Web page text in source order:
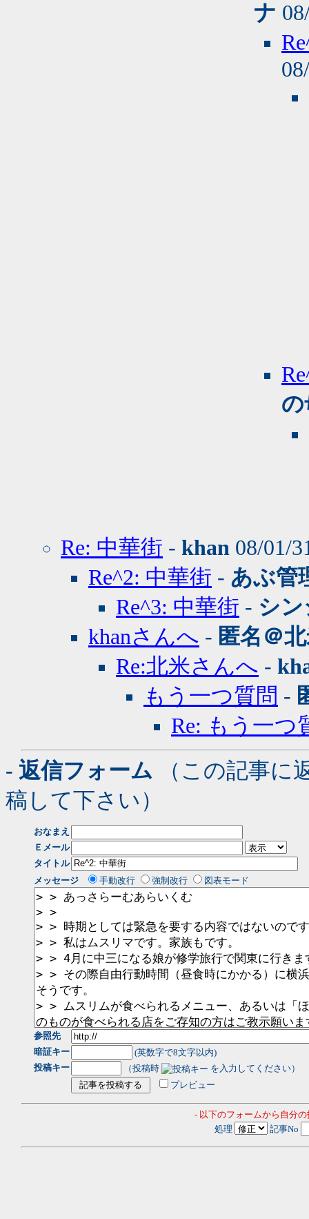
ナ
の
Re: 中華街 - khan 08/01/
Re^2: 中華街 - あぶ管
Re^3: 中華街 - シ
khanさんへ - 匿名＠
Re:北米さんへ -
もう一つ質問 -
Re: もう一つ
- 返信フォーム （この記事に
稿して下さい）
おなまえ
Ｅメール
タイトル
メッセージ
手動改行 強制改行 図表モード
参照先
暗証キー
(英数字で8文字以内)
投稿キー
（投稿時
を入力してください）
プレビュー
- 以下のフォームから自分
処理
記事No